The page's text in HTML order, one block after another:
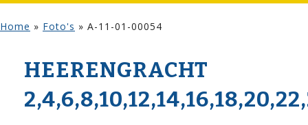
Home » Foto's » A-11-01-00054
HEERENGRACHT